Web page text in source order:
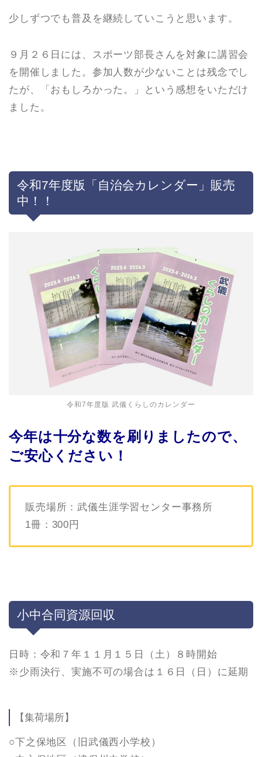
少しずつでも普及を継続していこうと思います。
９月２６日には、スポーツ部長さんを対象に講習会
を開催しました。参加人数が少ないことは残念でし
たが、「おもしろかった。」という感想をいただけ
ました。
令和7年度版「自治会カレンダー」販売
中！！
令和7年度版 武儀くらしのカレンダー
今年は十分な数を刷りましたので、
ご安心ください！
販売場所：武儀生涯学習センター事務所
1冊：300円
小中合同資源回収
日時：令和７年１１月１５日（土）８時開始
※少雨決行、実施不可の場合は１６日（日）に延期
【集荷場所】
○下之保地区（旧武儀西小学校）